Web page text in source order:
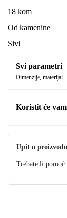
18 kom
Od kamenine
Sivi
Svi parametri
Dimenzije, materijal...
Koristit će vam
Upit o proizvodu
Trebate li